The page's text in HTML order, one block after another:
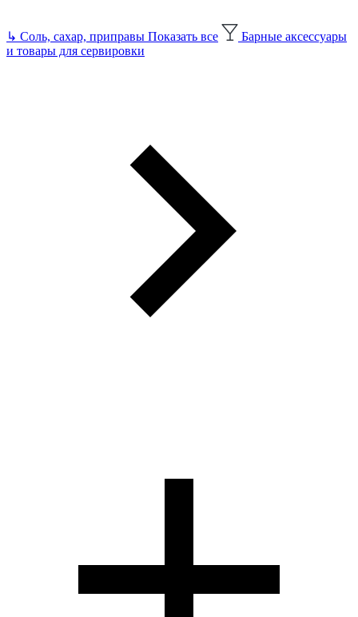
↳ Соль, сахар, приправы Показать все
Барные аксессуары
и товары для сервировки